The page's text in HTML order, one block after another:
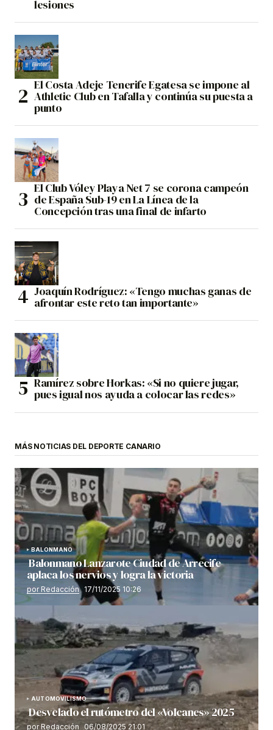
lesiones
El Costa Adeje Tenerife Egatesa se impone al
Athletic Club en Tafalla y continúa su puesta a
punto
El Club Vóley Playa Net 7 se corona campeón
de España Sub-19 en La Línea de la
Concepción tras una final de infarto
Joaquín Rodríguez: «Tengo muchas ganas de
afrontar este reto tan importante»
Ramírez sobre Horkas: «Si no quiere jugar,
pues igual nos ayuda a colocar las redes»
MÁS NOTICIAS DEL DEPORTE CANARIO
BALONMANO
Balonmano Lanzarote Ciudad de Arrecife
aplaca los nervios y logra la victoria
por Redacción 17/11/2025 10:26
AUTOMOVILISMO
Desvelado el rutómetro del «Volcanes» 2025
por Redacción 06/08/2025 21:01